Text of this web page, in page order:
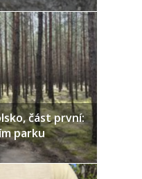
část první:
parku